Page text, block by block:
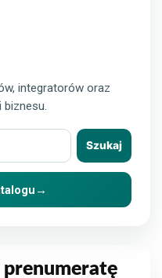
integratorów oraz
biznesu.
Szukaj
→
prenumeratę